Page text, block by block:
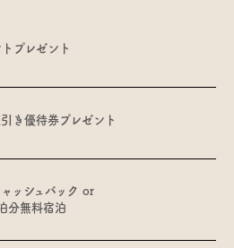
プレゼント
き優待券プレゼント
ッシュバック or
分無料宿泊